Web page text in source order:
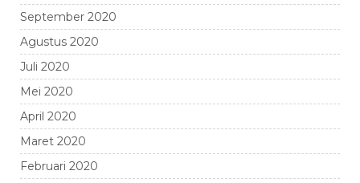
September 2020
Agustus 2020
Juli 2020
Mei 2020
April 2020
Maret 2020
Februari 2020